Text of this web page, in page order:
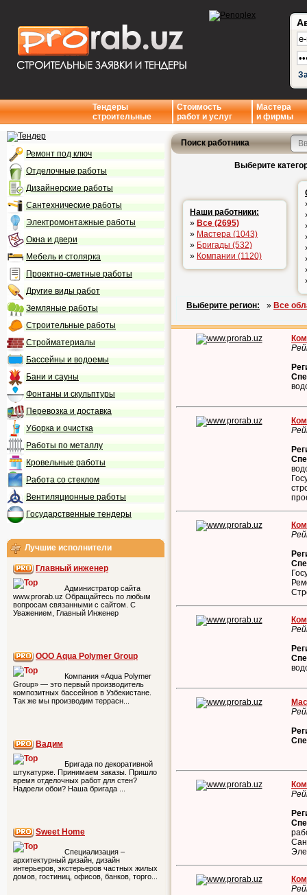
Тендеры
строительные
Стоимость
работ и услуг
Мастера
и фирмы
Ремонт под ключ
Отделочные работы
Дизайнерские работы
Сантехнические работы
Электромонтажные работы
Окна и двери
Мебель и столярка
Проектно-сметные работы
Другие виды работ
Земляные работы
Строительные работы
Стройматериалы
Бассейны и водоемы
Бани и сауны
Фонтаны и скульптуры
Перевозка и доставка
Уборка и очистка
Работы по металлу
Кровельные работы
Работа со стеклом
Вентиляционные работы
Государственные тендеры
Лучшие исполнители
Главный инженер
Администратор сайта
www.prorab.uz Обращайтесь по любым
вопросам связанными с сайтом. С
Уважением, Главный Инженер
ООО Aqua Polymer Group
Компания «Aqua Polymer
Group» — это первый производитель
композитных бассейнов в Узбекистане.
Так же мы производим террасн...
Вадим
Бригада по декоративной
штукатурке. Принимаем заказы. Пришло
время отделочных работ для стен?
Надоели обои? Наша бригада ...
Sweet Home
Специализация –
архитектурный дизайн, дизайн
интерьеров, экстерьеров частных жилых
домов, гостиниц, офисов, банков, торго...
Поиск работника
Выберите
Наши работники:
» Все (2695)
» Мастера (1043)
» Бригады (532)
» Компании (1120)
Выберите регион: » Все